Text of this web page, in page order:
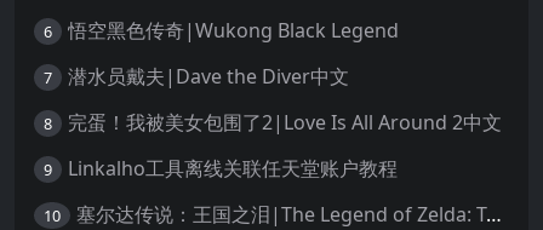
6 悟空黑色传奇|Wukong Black Legend
7 潜水员戴夫|Dave the Diver中文
8 完蛋！我被美女包围了2|Love Is All Around 2中文
9 Linkalho工具离线关联任天堂账户教程
10 塞尔达传说：王国之泪|The Legend of Zelda: Tears of the Kingdom中文